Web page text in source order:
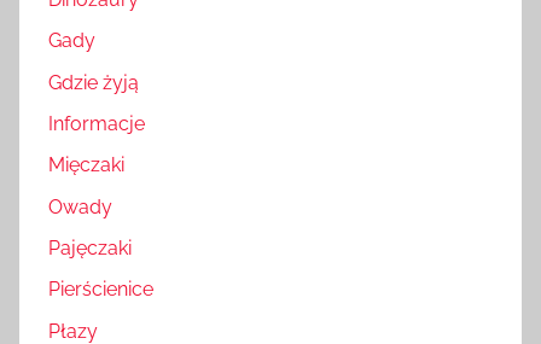
Gady
Gdzie żyją
Informacje
Mięczaki
Owady
Pajęczaki
Pierścienice
Płazy